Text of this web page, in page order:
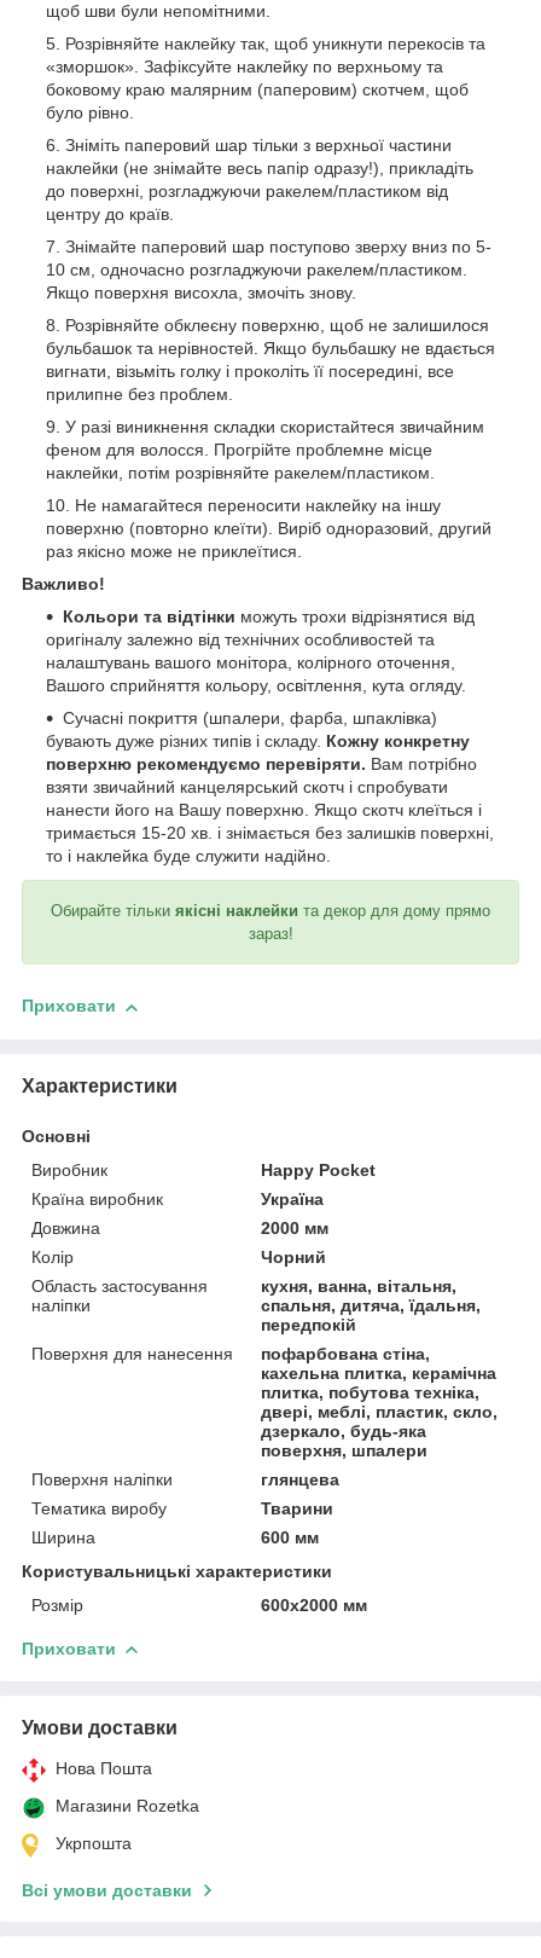
щоб шви були непомітними.
Розрівняйте наклейку так, щоб уникнути перекосів та
«зморшок». Зафіксуйте наклейку по верхньому та
боковому краю малярним (паперовим) скотчем, щоб
було рівно.
Зніміть паперовий шар тільки з верхньої частини
наклейки (не знімайте весь папір одразу!), прикладіть
до поверхні, розгладжуючи ракелем/пластиком від
центру до країв.
Знімайте паперовий шар поступово зверху вниз по 5-
10 см, одночасно розгладжуючи ракелем/пластиком.
Якщо поверхня висохла, змочіть знову.
Розрівняйте обклеєну поверхню, щоб не залишилося
бульбашок та нерівностей. Якщо бульбашку не вдається
вигнати, візьміть голку і проколіть її посередині, все
прилипне без проблем.
У разі виникнення складки скористайтеся звичайним
феном для волосся. Прогрійте проблемне місце
наклейки, потім розрівняйте ракелем/пластиком.
Не намагайтеся переносити наклейку на іншу
поверхню (повторно клеїти). Виріб одноразовий, другий
раз якісно може не приклеїтися.
Важливо!
Кольори та відтінки можуть трохи відрізнятися від
оригіналу залежно від технічних особливостей та
налаштувань вашого монітора, колірного оточення,
Вашого сприйняття кольору, освітлення, кута огляду.
Сучасні покриття (шпалери, фарба, шпаклівка)
бувають дуже різних типів і складу. Кожну конкретну
поверхню рекомендуємо перевіряти. Вам потрібно
взяти звичайний канцелярський скотч і спробувати
нанести його на Вашу поверхню. Якщо скотч клеїться і
тримається 15-20 хв. і знімається без залишків поверхні,
то і наклейка буде служити надійно.
Обирайте тільки якісні наклейки та декор для дому прямо
зараз!
Приховати
Характеристики
Основні
Виробник
Happy Pocket
Країна виробник
Україна
Довжина
2000 мм
Колір
Чорний
Область застосування
наліпки
кухня, ванна, вітальня,
спальня, дитяча, їдальня,
передпокій
Поверхня для нанесення
пофарбована стіна,
кахельна плитка, керамічна
плитка, побутова техніка,
двері, меблі, пластик, скло,
дзеркало, будь-яка
поверхня, шпалери
Поверхня наліпки
глянцева
Тематика виробу
Тварини
Ширина
600 мм
Користувальницькі характеристики
Розмір
600х2000 мм
Приховати
Умови доставки
Нова Пошта
Магазини Rozetka
Укрпошта
Всі умови доставки